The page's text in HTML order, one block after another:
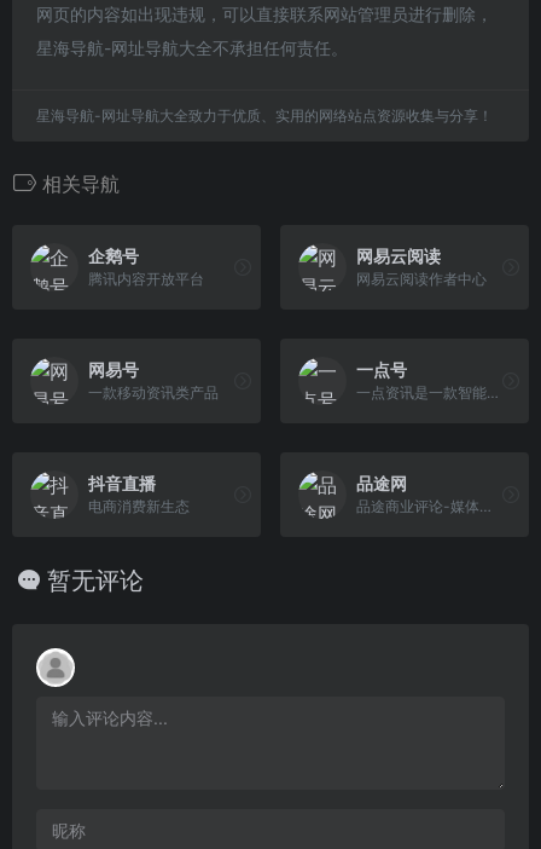
网页的内容如出现违规，可以直接联系网站管理员进行删除，
星海导航-网址导航大全不承担任何责任。
星海导航-网址导航大全致力于优质、实用的网络站点资源收集与分享！
相关导航
企鹅号
腾讯内容开放平台
网易云阅读
网易云阅读作者中心
网易号
一款移动资讯类产品
一点号
一点资讯是一款智能的新闻资讯应用
抖音直播
电商消费新生态
品途网
品途商业评论-媒体激发产业创新
暂无评论